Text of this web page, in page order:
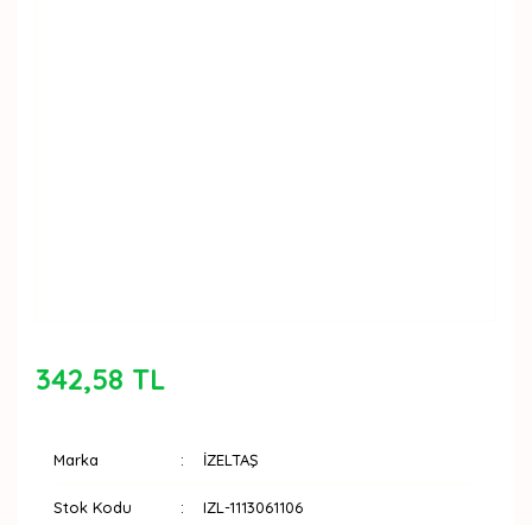
342,58 TL
Marka İZELTAŞ
Stok Kodu IZL-1113061106